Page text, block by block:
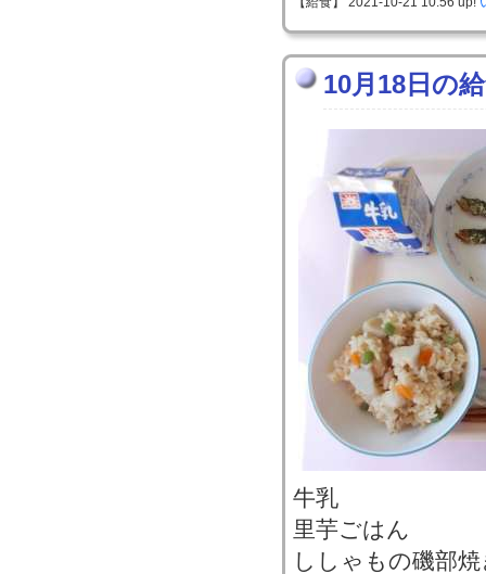
10月18日の
牛乳
里芋ごはん
ししゃもの磯部焼